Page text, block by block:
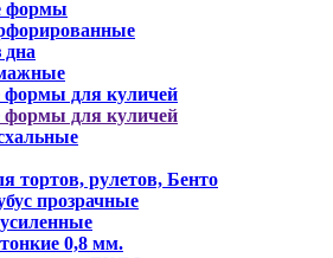
формы
для куличей
для куличей
тортов, рулетов, Бенто
прозрачные
0,8 мм.